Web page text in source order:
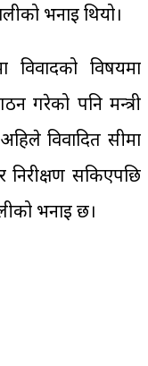
भनाइ थियो।
विषयमा
गरेको पनि मन्त्री
विवादित सीमा
निरीक्षण सकिएपछि
भनाइ छ।